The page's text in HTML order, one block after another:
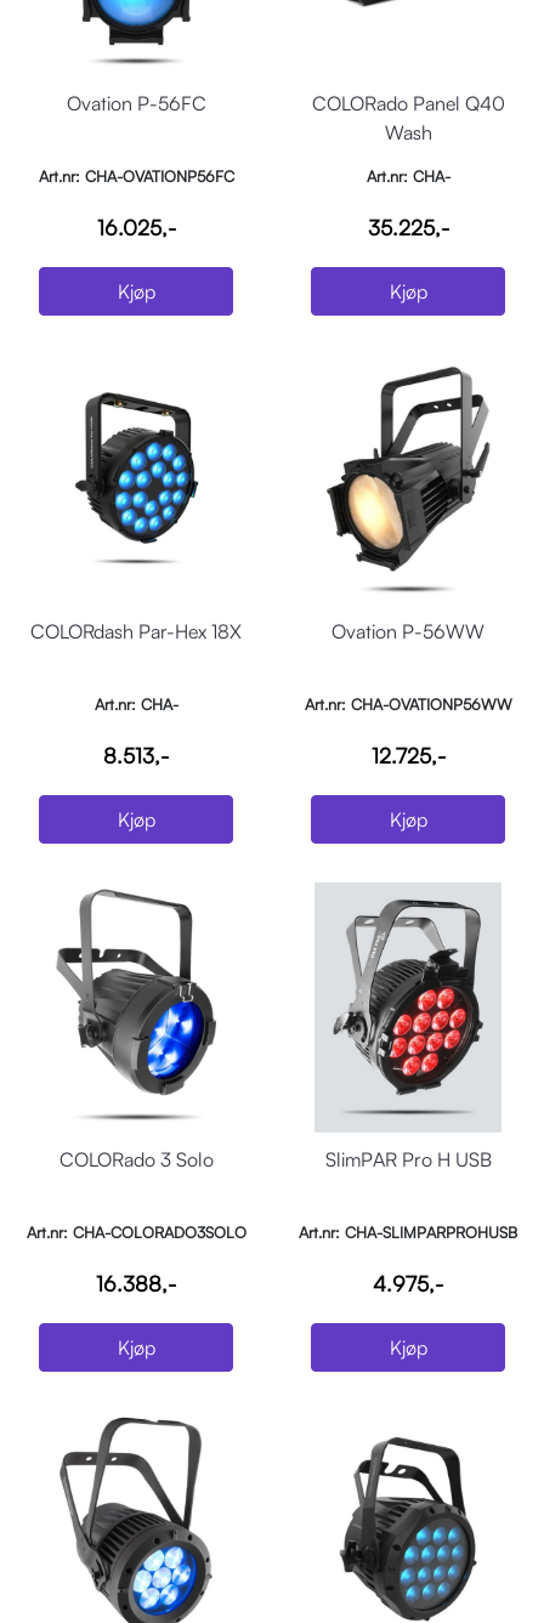
Ovation P-56FC
Art.nr: CHA-OVATIONP56FC
16.025,-
Kjøp
COLORado Panel Q40
Wash
Art.nr: CHA-
35.225,-
Kjøp
COLORdash Par-Hex 18X
Art.nr: CHA-
8.513,-
Kjøp
Ovation P-56WW
Art.nr: CHA-OVATIONP56WW
12.725,-
Kjøp
COLORado 3 Solo
Art.nr: CHA-COLORADO3SOLO
16.388,-
Kjøp
SlimPAR Pro H USB
Art.nr: CHA-SLIMPARPROHUSB
4.975,-
Kjøp